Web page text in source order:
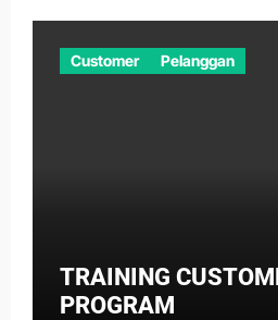
Customer Pelanggan
TRAINING
PROGRAM